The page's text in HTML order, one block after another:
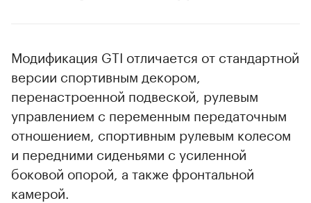
Модификация GTI отличается от стандартной
версии спортивным декором,
перенастроенной подвеской, рулевым
управлением с переменным передаточным
отношением, спортивным рулевым колесом
и передними сиденьями с усиленной
боковой опорой, а также фронтальной
камерой.